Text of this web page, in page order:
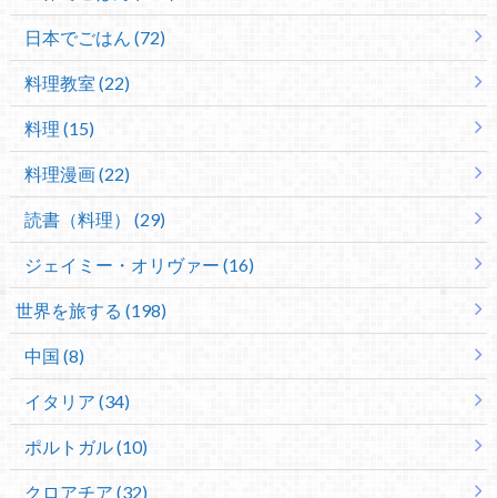
日本でごはん (72)
料理教室 (22)
料理 (15)
料理漫画 (22)
読書（料理） (29)
ジェイミー・オリヴァー (16)
世界を旅する (198)
中国 (8)
イタリア (34)
ポルトガル (10)
クロアチア (32)